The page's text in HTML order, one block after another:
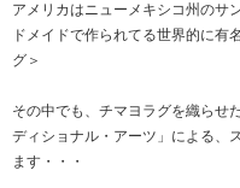
アメリカはニューメキシコ州のサ
ドメイドで作られてる世界的に有
グ＞
その中でも、チマヨラグを織らせ
ディショナル・アーツ」による、
ます・・・